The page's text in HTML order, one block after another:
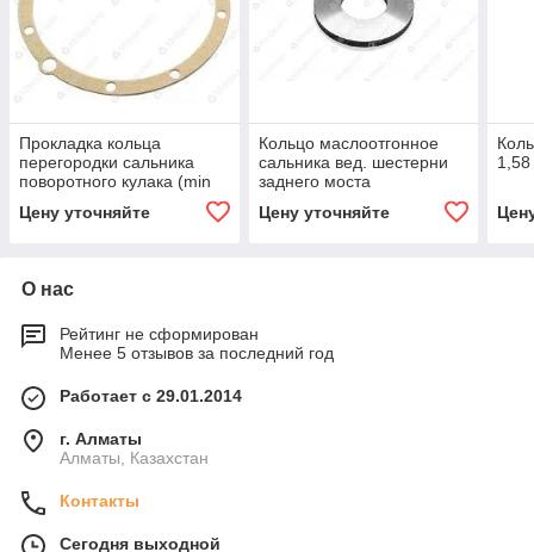
Прокладка кольца
перегородки сальника
поворотного кулака (min
Цену уточняйте
Кольцо маслоотгонное
сальника вед. шестерни
заднего моста
Цену уточняйте
О нас
Рейтинг не сформирован
Менее 5 отзывов за последний год
Работает с 29.01.2014
г. Алматы
Алматы, Казахстан
Контакты
Сегодня выходной